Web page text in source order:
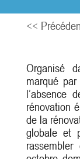
<<
Organisé
marqué
l’absence
rénovation
de la
globale et